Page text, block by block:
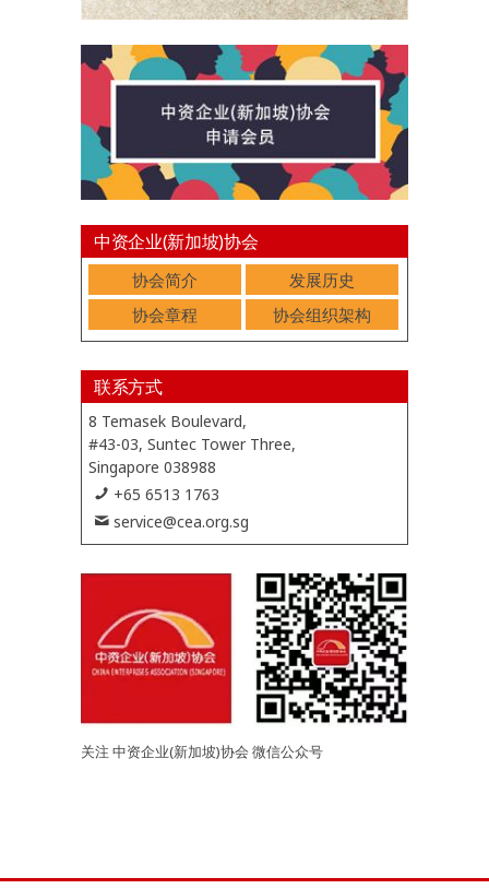
中资企业(新加坡)协会
协会简介
发展历史
协会章程
协会组织架构
联系方式
8 Temasek Boulevard,
#43-03, Suntec Tower Three,
Singapore 038988
+65 6513 1763
service@cea.org.sg
关注 中资企业(新加坡)协会 微信公众号